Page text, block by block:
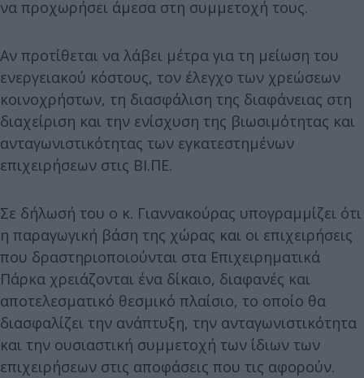
να προχωρήσει άμεσα στη συμμετοχή τους.
Αν προτίθεται να λάβει μέτρα για τη μείωση του
ενεργειακού κόστους, τον έλεγχο των χρεώσεων
κοινοχρήστων, τη διασφάλιση της διαφάνειας στη
διαχείριση και την ενίσχυση της βιωσιμότητας και
ανταγωνιστικότητας των εγκατεστημένων
επιχειρήσεων στις ΒΙ.ΠΕ.
Σε δήλωσή του ο κ. Γιαννακούρας υπογραμμίζει ότι
η παραγωγική βάση της χώρας και οι επιχειρήσεις
που δραστηριοποιούνται στα Επιχειρηματικά
Πάρκα χρειάζονται ένα δίκαιο, διαφανές και
αποτελεσματικό θεσμικό πλαίσιο, το οποίο θα
διασφαλίζει την ανάπτυξη, την ανταγωνιστικότητα
και την ουσιαστική συμμετοχή των ίδιων των
επιχειρήσεων στις αποφάσεις που τις αφορούν.